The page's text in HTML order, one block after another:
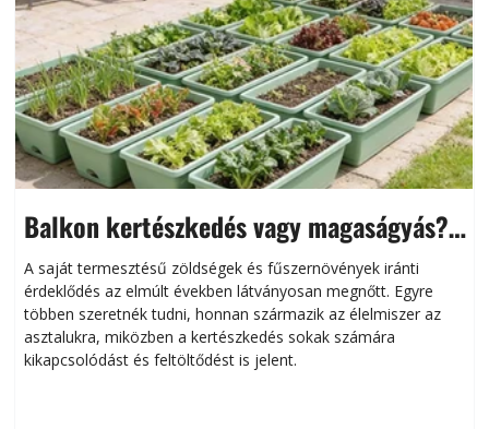
Balkon kertészkedés vagy magaságyás?
Helytakarékos kertészkedés
A saját termesztésű zöldségek és fűszernövények iránti
érdeklődés az elmúlt években látványosan megnőtt. Egyre
többen szeretnék tudni, honnan származik az élelmiszer az
asztalukra, miközben a kertészkedés sokak számára
kikapcsolódást és feltöltődést is jelent.